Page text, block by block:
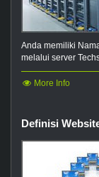
Anda memiliki
melalui server
More Info
Definisi